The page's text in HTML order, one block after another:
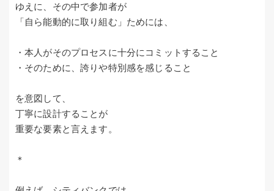
ゆえに、その中で参加者が
「自ら能動的に取り組む」ためには、
・本人がそのプロセスに十分にコミットすること
・そのために、誇りや特別感を感じること
を意図して、
丁寧に設計することが
重要な要素と言えます。
＊